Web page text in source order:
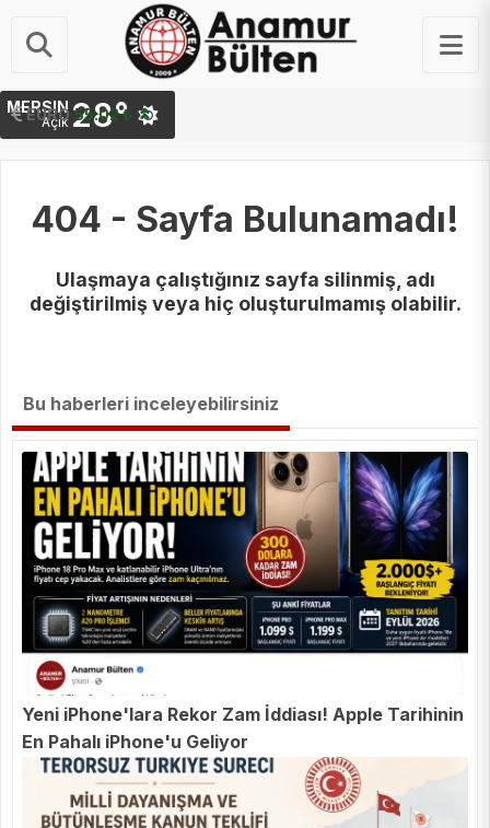
EURO 55.02 ₺
STERLIN 64.26 ₺
MERSIN
Açık 28°
404 - Sayfa Bulunamadı!
Ulaşmaya çalıştığınız sayfa silinmiş, adı
değiştirilmiş veya hiç oluşturulmamış olabilir.
Bu haberleri inceleyebilirsiniz
Yeni iPhone'lara Rekor Zam İddiası! Apple Tarihinin
En Pahalı iPhone'u Geliyor